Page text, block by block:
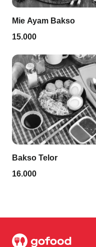
Mie Ayam Bakso
15.000
Bakso Telor
16.000